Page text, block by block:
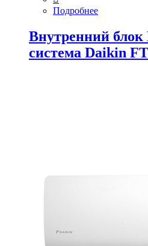
Подробнее
Внутренний
система Daikin